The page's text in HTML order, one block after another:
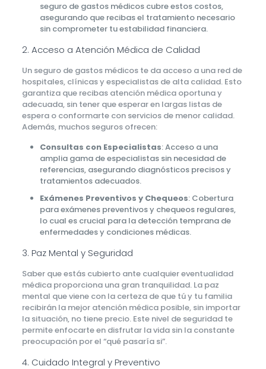
seguro de gastos médicos cubre estos costos,
asegurando que recibas el tratamiento necesario
sin comprometer tu estabilidad financiera.
2. Acceso a Atención Médica de Calidad
Un seguro de gastos médicos te da acceso a una red de
hospitales, clínicas y especialistas de alta calidad. Esto
garantiza que recibas atención médica oportuna y
adecuada, sin tener que esperar en largas listas de
espera o conformarte con servicios de menor calidad.
Además, muchos seguros ofrecen:
Consultas con Especialistas: Acceso a una
amplia gama de especialistas sin necesidad de
referencias, asegurando diagnósticos precisos y
tratamientos adecuados.
Exámenes Preventivos y Chequeos: Cobertura
para exámenes preventivos y chequeos regulares,
lo cual es crucial para la detección temprana de
enfermedades y condiciones médicas.
3. Paz Mental y Seguridad
Saber que estás cubierto ante cualquier eventualidad
médica proporciona una gran tranquilidad. La paz
mental que viene con la certeza de que tú y tu familia
recibirán la mejor atención médica posible, sin importar
la situación, no tiene precio. Este nivel de seguridad te
permite enfocarte en disfrutar la vida sin la constante
preocupación por el “qué pasaría si”.
4. Cuidado Integral y Preventivo